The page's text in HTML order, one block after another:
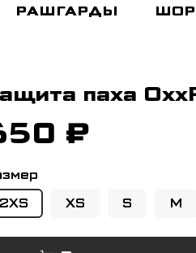
РАШГАРДЫ
паха
₽
2XS
XS S M